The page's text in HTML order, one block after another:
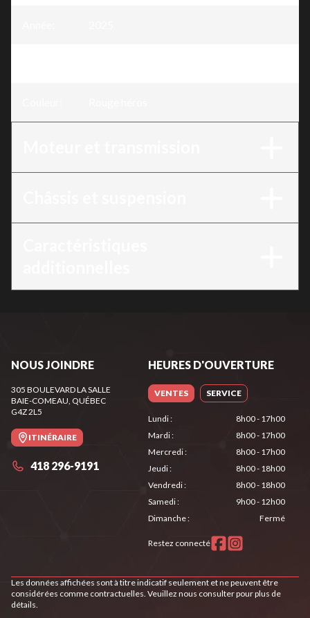
NOUS JOINDRE
305 BOULEVARD LA SALLE
BAIE-COMEAU, QUÉBEC
G4Z 2L5
ITINÉRAIRE
418 296-9191
HEURES D'OUVERTURE
VENTES SERVICE
Lundi:
8h00 - 17h00
Mardi:
8h00 - 17h00
Mercredi:
8h00 - 17h00
Jeudi:
8h00 - 18h00
Vendredi:
8h00 - 18h00
Samedi:
9h00 - 12h00
Dimanche: Fermé
Restez connecté
Les données affichées sont à titre indicatif seulement et ne peuvent être
considérées comme contractuelles. Veuillez nous consulter pour plus de
détails.